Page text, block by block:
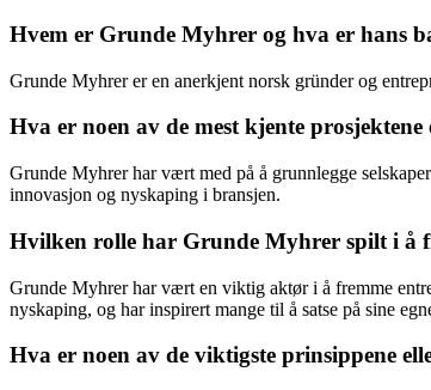
Hvem er Grunde Myhrer og hva er hans
Grunde Myhrer er en anerkjent norsk gründer og
Hva er noen av de mest kjente
Grunde Myhrer har vært med på å grunnlegge
innovasjon og nyskaping i bransjen.
Hvilken rolle har Grunde Myhrer spilt i å
Grunde Myhrer har vært en viktig aktør i å fremme
nyskaping, og har inspirert mange til å satse på sine
Hva er noen av de viktigste prinsippene